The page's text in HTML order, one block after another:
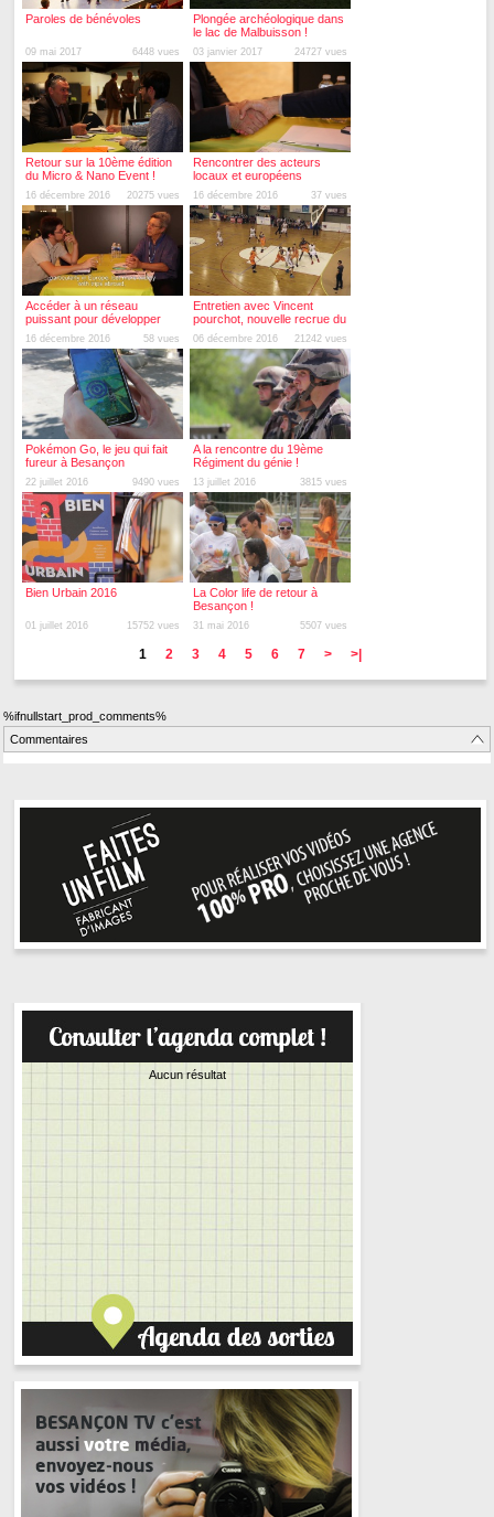
Paroles de bénévoles
09 mai 2017 6448 vues
Plongée archéologique dans
le lac de Malbuisson !
03 janvier 2017 24727 vues
Retour sur la 10ème édition
du Micro & Nano Event !
16 décembre 2016 20275 vues
Rencontrer des acteurs
locaux et européens
16 décembre 2016 37 vues
Accéder à un réseau
puissant pour développer
des partenariats
16 décembre 2016 58 vues
Entretien avec Vincent
pourchot, nouvelle recrue du
BesAC
06 décembre 2016 21242 vues
Pokémon Go, le jeu qui fait
fureur à Besançon
22 juillet 2016 9490 vues
A la rencontre du 19ème
Régiment du génie !
13 juillet 2016 3815 vues
Bien Urbain 2016
01 juillet 2016 15752 vues
La Color life de retour à
Besançon !
31 mai 2016 5507 vues
1 2 3 4 5 6 7 > >|
%ifnullstart_prod_comments%
Commentaires
Aucun résultat